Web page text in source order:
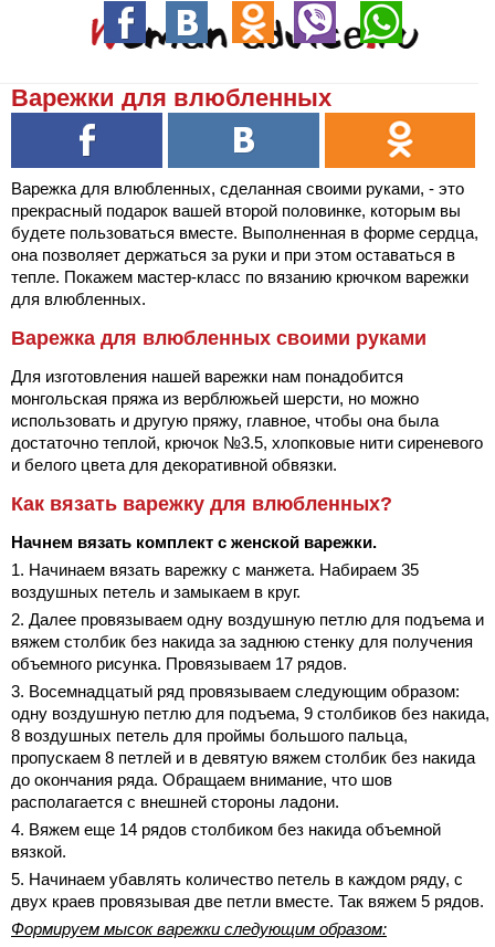
Варежки для влюбленных
Варежка для влюбленных, сделанная своими руками, - это
прекрасный подарок вашей второй половинке, которым вы
будете пользоваться вместе. Выполненная в форме сердца,
она позволяет держаться за руки и при этом оставаться в
тепле. Покажем мастер-класс по вязанию крючком варежки
для влюбленных.
Варежка для влюбленных своими руками
Для изготовления нашей варежки нам понадобится
монгольская пряжа из верблюжьей шерсти, но можно
использовать и другую пряжу, главное, чтобы она была
достаточно теплой, крючок №3.5, хлопковые нити сиреневого
и белого цвета для декоративной обвязки.
Как вязать варежку для влюбленных?
Начнем вязать комплект с женской варежки.
1. Начинаем вязать варежку с манжета. Набираем 35
воздушных петель и замыкаем в круг.
2. Далее провязываем одну воздушную петлю для подъема и
вяжем столбик без накида за заднюю стенку для получения
объемного рисунка. Провязываем 17 рядов.
3. Восемнадцатый ряд провязываем следующим образом:
одну воздушную петлю для подъема, 9 столбиков без накида,
8 воздушных петель для проймы большого пальца,
пропускаем 8 петлей и в девятую вяжем столбик без накида
до окончания ряда. Обращаем внимание, что шов
располагается с внешней стороны ладони.
4. Вяжем еще 14 рядов столбиком без накида объемной
вязкой.
5. Начинаем убавлять количество петель в каждом ряду, с
двух краев провязывая две петли вместе. Так вяжем 5 рядов.
Формируем мысок варежки следующим образом: